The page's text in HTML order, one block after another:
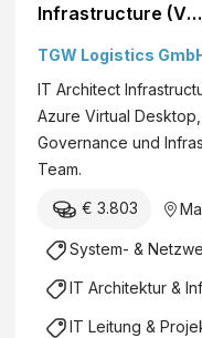
Infrastructure (VDI)
TGW Logistics
IT Architect
Azure Virtual
Governance und
Team.
€ 3.803
System- &
IT Architektur &
IT Leitung &